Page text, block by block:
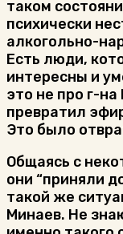
таком
психически
алкогольно-
Есть люди,
интересны и
это не про г-
превратил
Это было
Общаясь с
они “приняли
такой же
Минаев. Не